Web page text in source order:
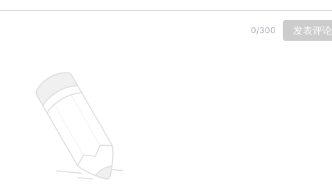
0/300 发表评论